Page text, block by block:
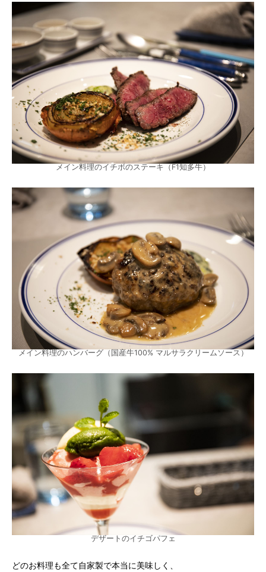
メイン料理のイチボのステーキ（F1知多牛）
メイン料理のハンバーグ（国産牛100% マルサラクリームソース）
デザートのイチゴパフェ
どのお料理も全て自家製で本当に美味しく、